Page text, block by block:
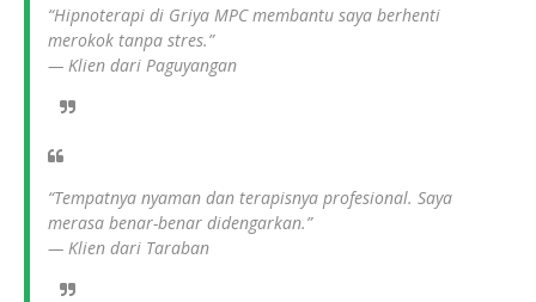
“Hipnoterapi di Griya MPC membantu saya berhenti
merokok tanpa stres.”
— Klien dari Paguyangan
“Tempatnya nyaman dan terapisnya profesional. Saya
merasa benar-benar didengarkan.”
— Klien dari Taraban